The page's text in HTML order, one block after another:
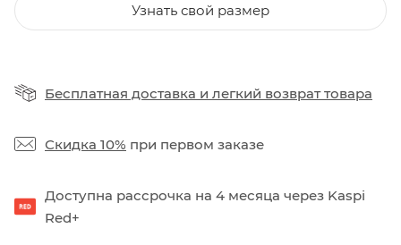
Узнать свой размер
Бесплатная доставка и легкий возврат товара
Скидка 10% при первом заказе
Доступна рассрочка на 4 месяца через Kaspi
Red+